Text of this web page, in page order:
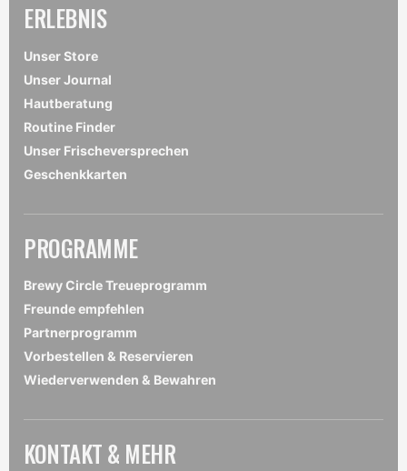
ERLEBNIS
Unser Store
Unser Journal
Hautberatung
Routine Finder
Unser Frischeversprechen
Geschenkkarten
PROGRAMME
Brewy Circle Treueprogramm
Freunde empfehlen
Partnerprogramm
Vorbestellen & Reservieren
Wiederverwenden & Bewahren
KONTAKT & MEHR